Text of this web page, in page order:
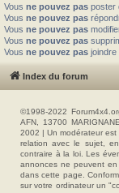
Vous ne pouvez pas poster
Vous ne pouvez pas
Vous ne pouvez pas
Vous ne pouvez pas
Vous ne pouvez pas joindre
Index du forum
©1998-2022
AFN, 13700
2002 | Un modérateur
relation avec le sujet,
contraire à la loi. Les
annonces ne peuvent
dans cette page.
sur votre ordinateur un